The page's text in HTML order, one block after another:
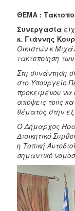
2017
2016
2015
2013
2012
2011
2010
2006
ΤΟΠΟΣ
ΠΟΛΙΤΙΣΜΟΣ
ΘΕΜΑ :
Συνεργασία
κ. Γιάννης
Οικιστών κ
τακτοποίηση
Στη συνάντηση
στο Υπουργείο
προκειμένου
απόψεις τους
θέματος στην
Ο Δήμαρχος
Διοικητικό
η Τοπική
σημαντικό